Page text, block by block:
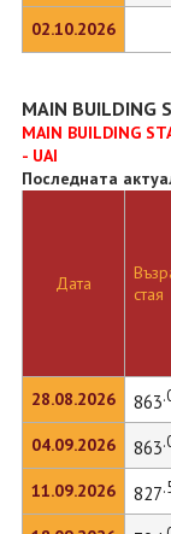
02.10.2026
MAIN BUILDING
MAIN BUILDING
- UAI
Последната
Дата
28.08.2026
04.09.2026
11.09.2026
стая
863
863
827